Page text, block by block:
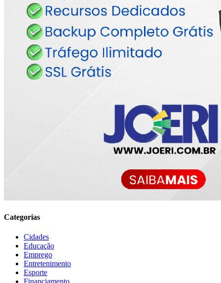
Categorias
Cidades
Educação
Emprego
Entretenimento
Esporte
Financiamento